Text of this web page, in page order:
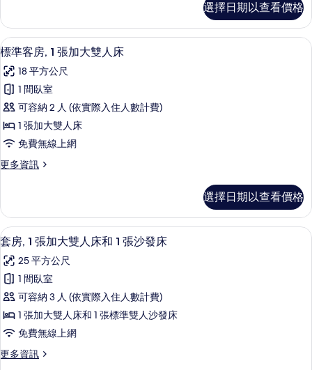
片
大
雙
人
床
和
1
張
沙
發
所
有
相
片
客
房,
1
加
大
雙
人
床
和
張
的
詳
情
選擇日期以查看價格
顯
示
標
準
客
房,
張
大
雙
人
床
的
所
有
相
片
低過敏寢具、客房內保險箱、筆電工
14
標準客房, 1 張加大雙人床
18 平方公尺
1 間臥室
可容納 2 人 (依實際入住人數計費)
1 張加大雙人床
免費無線上網
更多資訊
更
客
房,
1
加
大
雙
人
床
的
詳
情
選擇日期以查看價格
顯
示
套
房,
1
張
加
大
套房, 1 張加大雙人床和 1 張沙發床 |
24
套房, 1 張加大雙人床和 1 張沙發床
25 平方公尺
1 間臥室
可容納 3 人 (依實際入住人數計費)
1 張加大雙人床和 1 張標準雙人沙發床
免費無線上網
更多資訊
更